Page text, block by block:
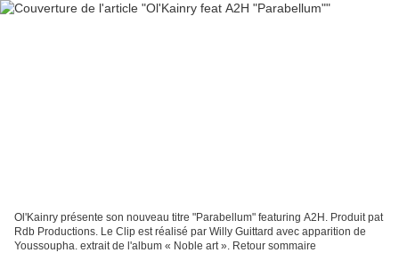
Ol'Kainry présente son nouveau titre "Parabellum" featuring A2H. Produit pat
Rdb Productions. Le Clip est réalisé par Willy Guittard avec apparition de
Youssoupha. extrait de l'album « Noble art ». Retour sommaire